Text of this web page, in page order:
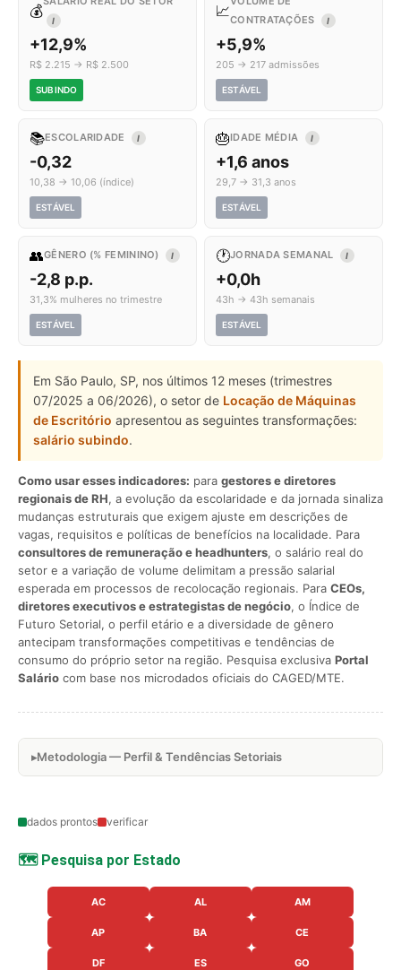
💰
I
+12,9%
R$ 2.215 → R$ 2.500
SUBINDO
📈CONTRATAÇÕES
I
+5,9%
205 → 217 admissões
ESTÁVEL
📚ESCOLARIDADE I
-0,32
10,38 → 10,06 (índice)
ESTÁVEL
🎂IDADE MÉDIA I
+1,6 anos
29,7 → 31,3 anos
ESTÁVEL
👥GÊNERO (% FEMININO) I
-2,8 p.p.
31,3% mulheres no trimestre
ESTÁVEL
🕐JORNADA SEMANAL I
+0,0h
43h → 43h semanais
ESTÁVEL
Em São Paulo, SP, nos últimos 12 meses (trimestres
07/2025 a 06/2026), o setor de Locação de Máquinas
de Escritório apresentou as seguintes transformações:
salário subindo.
Como usar esses indicadores: para gestores e diretores
regionais de RH, a evolução da escolaridade e da jornada sinaliza
mudanças estruturais que exigem ajuste em descrições de
vagas, requisitos e políticas de benefícios na localidade. Para
consultores de remuneração e headhunters, o salário real do
setor e a variação de volume delimitam a pressão salarial
esperada em processos de recolocação regionais. Para CEOs,
diretores executivos e estrategistas de negócio, o Índice de
Futuro Setorial, o perfil etário e a diversidade de gênero
antecipam transformações competitivas e tendências de
consumo do próprio setor na região. Pesquisa exclusiva Portal
Salário com base nos microdados oficiais do CAGED/MTE.
Metodologia — Perfil & Tendências Setoriais
dados prontos verificar
🗺️ Pesquisa por Estado
AC AL AM
AP BA CE
DF ES GO